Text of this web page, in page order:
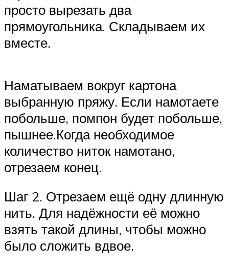
просто вырезать два
прямоугольника. Складываем их
вместе.
Наматываем вокруг картона
выбранную пряжу. Если намотаете
побольше, помпон будет побольше,
пышнее.Когда необходимое
количество ниток намотано,
отрезаем конец.
Шаг 2. Отрезаем ещё одну длинную
нить. Для надёжности её можно
взять такой длины, чтобы можно
было сложить вдвое.